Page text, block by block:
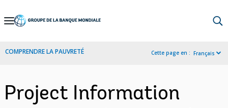
Skip
Navigation
COMPRENDRE LA PAUVRETÉ Cette page en : Français
Project Information